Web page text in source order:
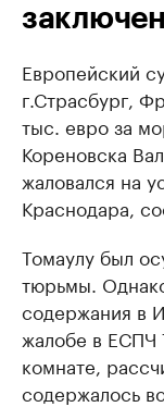
Европейский
г.Страсбург,
тыс. евро за
Кореновска
жаловался на
Краснодара,
Томаулу был
тюрьмы.
содержания в
жалобе в ЕСПЧ
комнате,
содержалось